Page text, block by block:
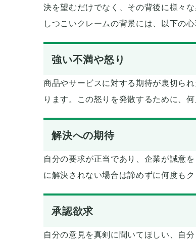
決を望むだけでなく、その背後に様々
しつこいクレームの背景には、以下の心
強い不満や怒り
商品やサービスに対する期待が裏切ら
ります。この怒りを発散するために、
解決への期待
自分の要求が正当であり、企業が誠意
に解決されない場合は諦めずに何度も
承認欲求
自分の意見を真剣に聞いてほしい、自